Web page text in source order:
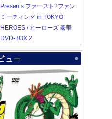
Presents ファースト?ファン
ミーティング in TOKYO
HEROES / ヒーローズ 豪華
DVD-BOX 2